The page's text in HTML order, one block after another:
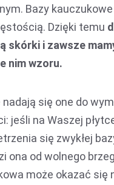
Bazy
Dzięki temu
skórki i zawsze
nim wzoru.
nadają się one do
jeśli na Waszej
się zwykłej
ona od wolnego
może okazać się